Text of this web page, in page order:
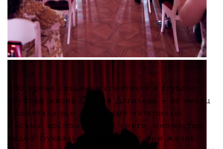
Во время создания спектакля я глубоко
изучала жизнь Сергея Дягилева — за месяц
прочитала все доступные материалы:
письма, воспоминания, книги, множество
видео. Буквально прожила с ним жизнь.